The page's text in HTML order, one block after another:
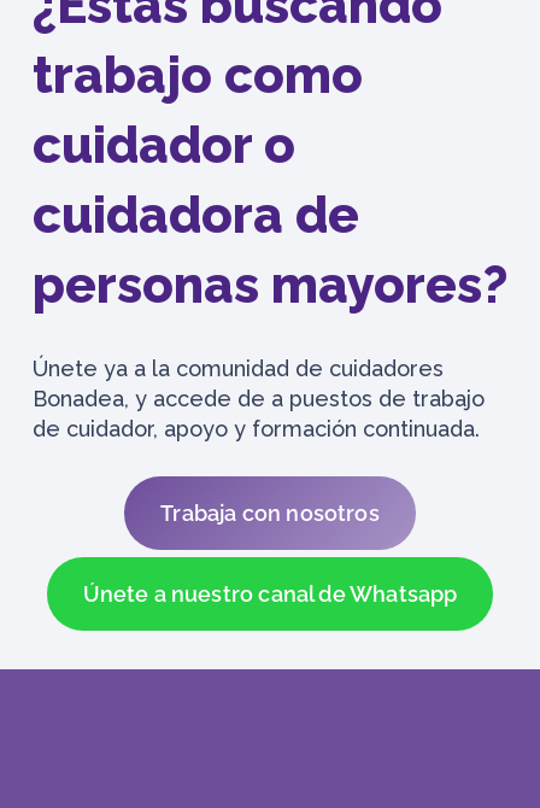
trabajo como
cuidador o
cuidadora de
personas mayores?
Únete ya a la comunidad de cuidadores
Bonadea, y accede de a puestos de trabajo
de cuidador, apoyo y formación continuada.
Trabaja con nosotros
Únete a nuestro canal de Whatsapp